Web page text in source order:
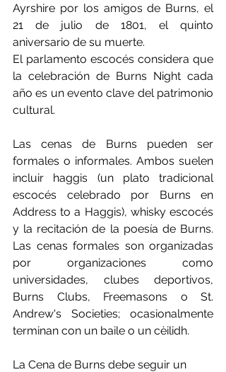
Ayrshire por los amigos de Burns, el
21 de julio de 1801, el quinto
aniversario de su muerte.
El parlamento escocés considera que
la celebración de Burns Night cada
año es un evento clave del patrimonio
cultural.
Las cenas de Burns pueden ser
formales o informales. Ambos suelen
incluir haggis (un plato tradicional
escocés celebrado por Burns en
Address to a Haggis), whisky escocés
y la recitación de la poesía de Burns.
Las cenas formales son organizadas
por organizaciones como
universidades, clubes deportivos,
Burns Clubs, Freemasons o St.
Andrew's Societies; ocasionalmente
terminan con un baile o un cèilidh.
La Cena de Burns debe seguir un